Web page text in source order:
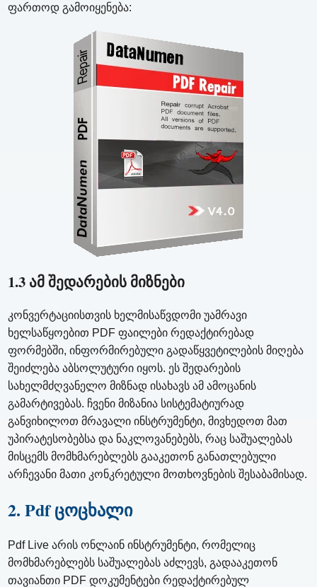
ფართოდ გამოიყენება:
1.3 ამ შედარების მიზნები
კონვერტაციისთვის ხელმისაწვდომი უამრავი
ხელსაწყოებით PDF ფაილები რედაქტირებად
ფორმებში, ინფორმირებული გადაწყვეტილების მიღება
შეიძლება აბსოლუტური იყოს. ეს შედარების
სახელმძღვანელო მიზნად ისახავს ამ ამოცანის
გამარტივებას. ჩვენი მიზანია სისტემატიურად
განვიხილოთ მრავალი ინსტრუმენტი, მივხედოთ მათ
უპირატესობებსა და ნაკლოვანებებს, რაც საშუალებას
მისცემს მომხმარებლებს გააკეთონ განათლებული
არჩევანი მათი კონკრეტული მოთხოვნების შესაბამისად.
2. Pdf ცოცხალი
Pdf Live არის ონლაინ ინსტრუმენტი, რომელიც
მომხმარებლებს საშუალებას აძლევს, გადააკეთონ
თავიანთი PDF დოკუმენტები რედაქტირებულ